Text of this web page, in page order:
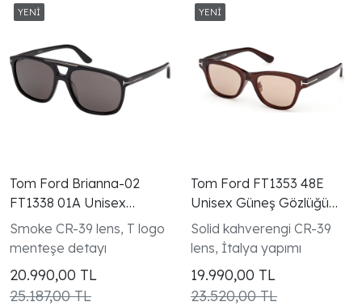
Tom Ford Brianna-02
FT1338 01A Unisex
Aviator Güneş Gözlüğü
Siyah
Smoke CR-39 lens, T logo
menteşe detayı
20.990,00 TL
25.187,00 TL
Tom Ford FT1353 48E
Unisex Güneş Gözlüğü
Koyu Kahverengi
Rectangular
Solid kahverengi CR-39
lens, İtalya yapımı
19.990,00 TL
23.520,00 TL